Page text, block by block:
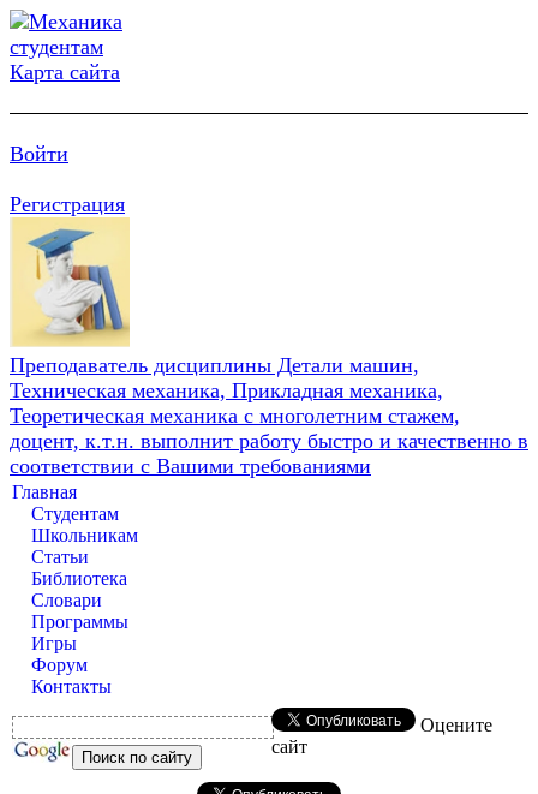
Карта сайта
Войти
Регистрация
Преподаватель дисциплины Детали машин,
Техническая механика, Прикладная механика,
Теоретическая механика с многолетним стажем,
доцент, к.т.н. выполнит работу быстро и качественно в
соответствии с Вашими требованиями
Главная
Студентам
Школьникам
Статьи
Библиотека
Словари
Программы
Игры
Форум
Контакты
Оцените
сайт